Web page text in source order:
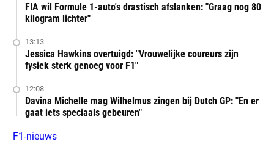
FIA wil Formule 1-auto's drastisch afslanken: "Graag nog 80
kilogram lichter"
13:13
Jessica Hawkins overtuigd: "Vrouwelijke coureurs zijn
fysiek sterk genoeg voor F1"
12:08
Davina Michelle mag Wilhelmus zingen bij Dutch GP: "En er
gaat iets speciaals gebeuren"
F1-nieuws